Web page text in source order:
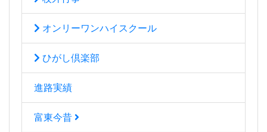
オンリーワンハイスクール
ひがし倶楽部
進路実績
富東今昔